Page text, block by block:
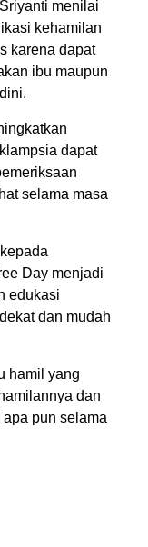
menilai
kehamilan
karena dapat
ibu maupun
dapat
selama masa
Day menjadi
edukasi
dan mudah
hamil yang
dan
pun selama